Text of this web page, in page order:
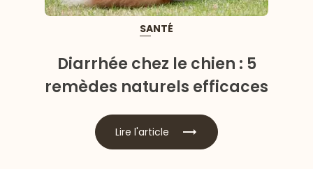
SANTÉ
Diarrhée chez le chien : 5
remèdes naturels efficaces
Lire l'article